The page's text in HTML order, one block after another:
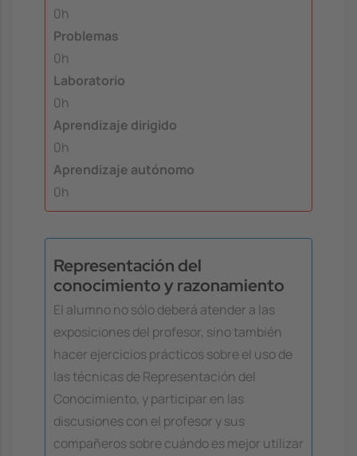
0h
Problemas
0h
Laboratorio
0h
Aprendizaje dirigido
0h
Aprendizaje autónomo
0h
Representación del
conocimiento y razonamiento
El alumno no sólo deberá atender a las
exposiciones del profesor, sino también
hacer ejercicios prácticos sobre el uso de
las técnicas de Representación del
Conocimiento, y participar en las
discusiones con el profesor y sus
compañeros sobre cuándo es mejor utilizar